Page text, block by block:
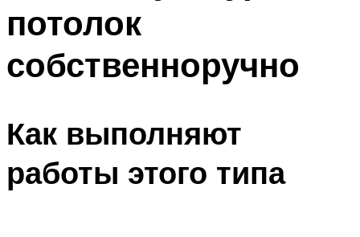
Меню
потолок
собственноручно
Как выполняют
работы этого типа